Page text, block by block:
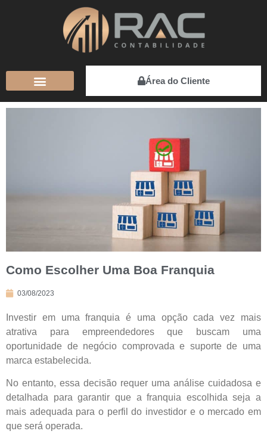
Área do Cliente
Como Escolher Uma Boa Franquia
03/08/2023
Investir em uma franquia é uma opção cada vez mais
atrativa para empreendedores que buscam uma
oportunidade de negócio comprovada e suporte de uma
marca estabelecida.
No entanto, essa decisão requer uma análise cuidadosa e
detalhada para garantir que a franquia escolhida seja a
mais adequada para o perfil do investidor e o mercado em
que será operada.